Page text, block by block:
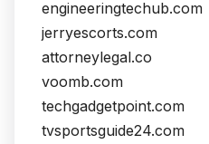
engineeringtechub.com
jerryescorts.com
attorneylegal.co
voomb.com
techgadgetpoint.com
tvsportsguide24.com